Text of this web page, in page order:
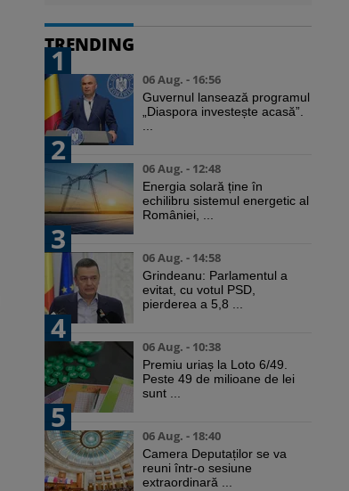
TRENDING
1
06 Aug. - 16:56
Guvernul lansează programul
„Diaspora investește acasă”.
2
06 Aug. - 12:48
Energia solară ține în
echilibru sistemul energetic al
României, ...
3
06 Aug. - 14:58
Grindeanu: Parlamentul a
evitat, cu votul PSD,
pierderea a 5,8 ...
4
06 Aug. - 10:38
Premiu uriaș la Loto 6/49.
Peste 49 de milioane de lei
sunt ...
5
06 Aug. - 18:40
Camera Deputaților se va
reuni într-o sesiune
extraordinară ...